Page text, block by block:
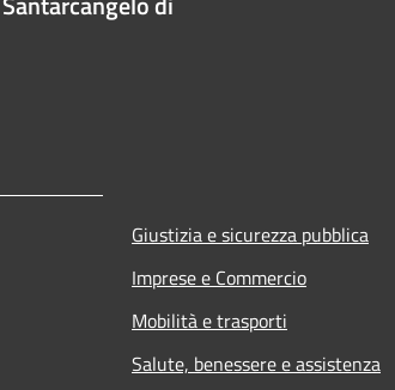
Giustizia e sicurezza pubblica
Imprese e Commercio
Mobilità e trasporti
Salute, benessere e assistenza